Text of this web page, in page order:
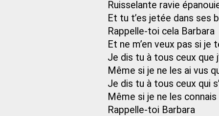
Ruisselante ravie
Et tu t’es jetée dans ses
Rappelle-toi cela Barbara
Et ne m’en veux pas si je
Je dis tu à tous ceux que
Même si je ne les ai vus
Je dis tu à tous ceux qui
Même si je ne les connais
Rappelle-toi Barbara